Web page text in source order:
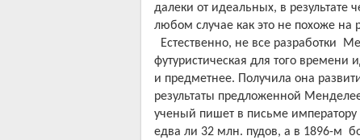
далеки от идеальных, в результате
любом случае как это не похоже на
Естественно, не все разработки
футуристическая для того времени
и предметнее. Получила она
результаты предложенной
ученый пишет в письме императору
едва ли 32 млн. пудов, а в 1896-м